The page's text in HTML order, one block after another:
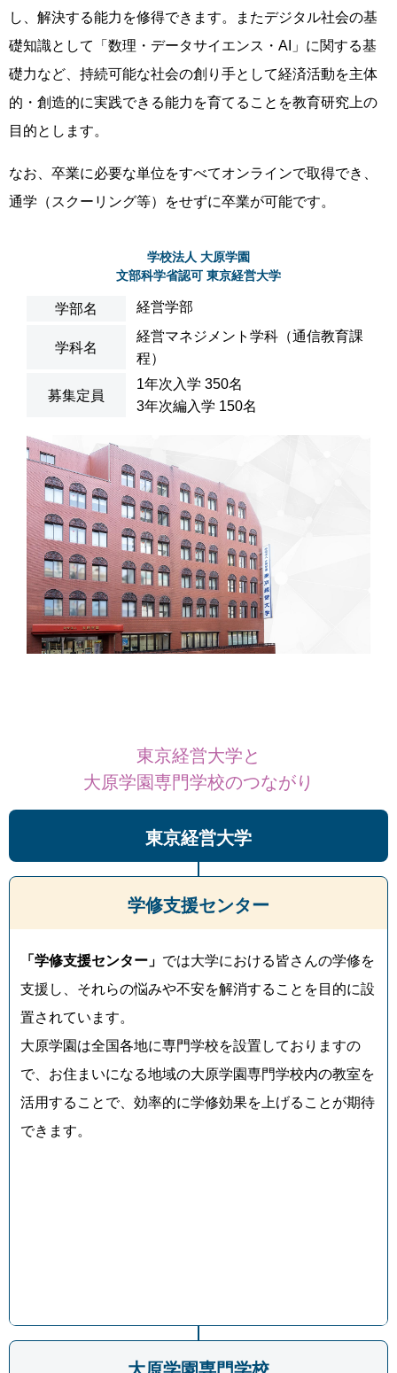
し、解決する能力を修得できます。またデジタル社会の基
礎知識として「数理・データサイエンス・AI」に関する基
礎力など、持続可能な社会の創り手として経済活動を主体
的・創造的に実践できる能力を育てることを教育研究上の
目的とします。
なお、卒業に必要な単位をすべてオンラインで取得でき、
通学（スクーリング等）をせずに卒業が可能です。
学校法人 大原学園
文部科学省認可 東京経営大学
学部名 経営学部
学科名
経営マネジメント学科（通信教育課
程）
募集定員
1年次入学 350名
3年次編入学 150名
東京経営大学と
大原学園専門学校のつながり
東京経営大学
学修支援センター
「学修支援センター」 では大学における皆さんの学修を
支援し、それらの悩みや不安を解消することを目的に設
置されています。
大原学園は全国各地に専門学校を設置しておりますの
で、お住まいになる地域の大原学園専門学校内の教室を
活用することで、効率的に学修効果を上げることが期待
できます。